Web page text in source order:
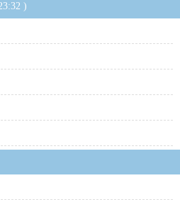
)